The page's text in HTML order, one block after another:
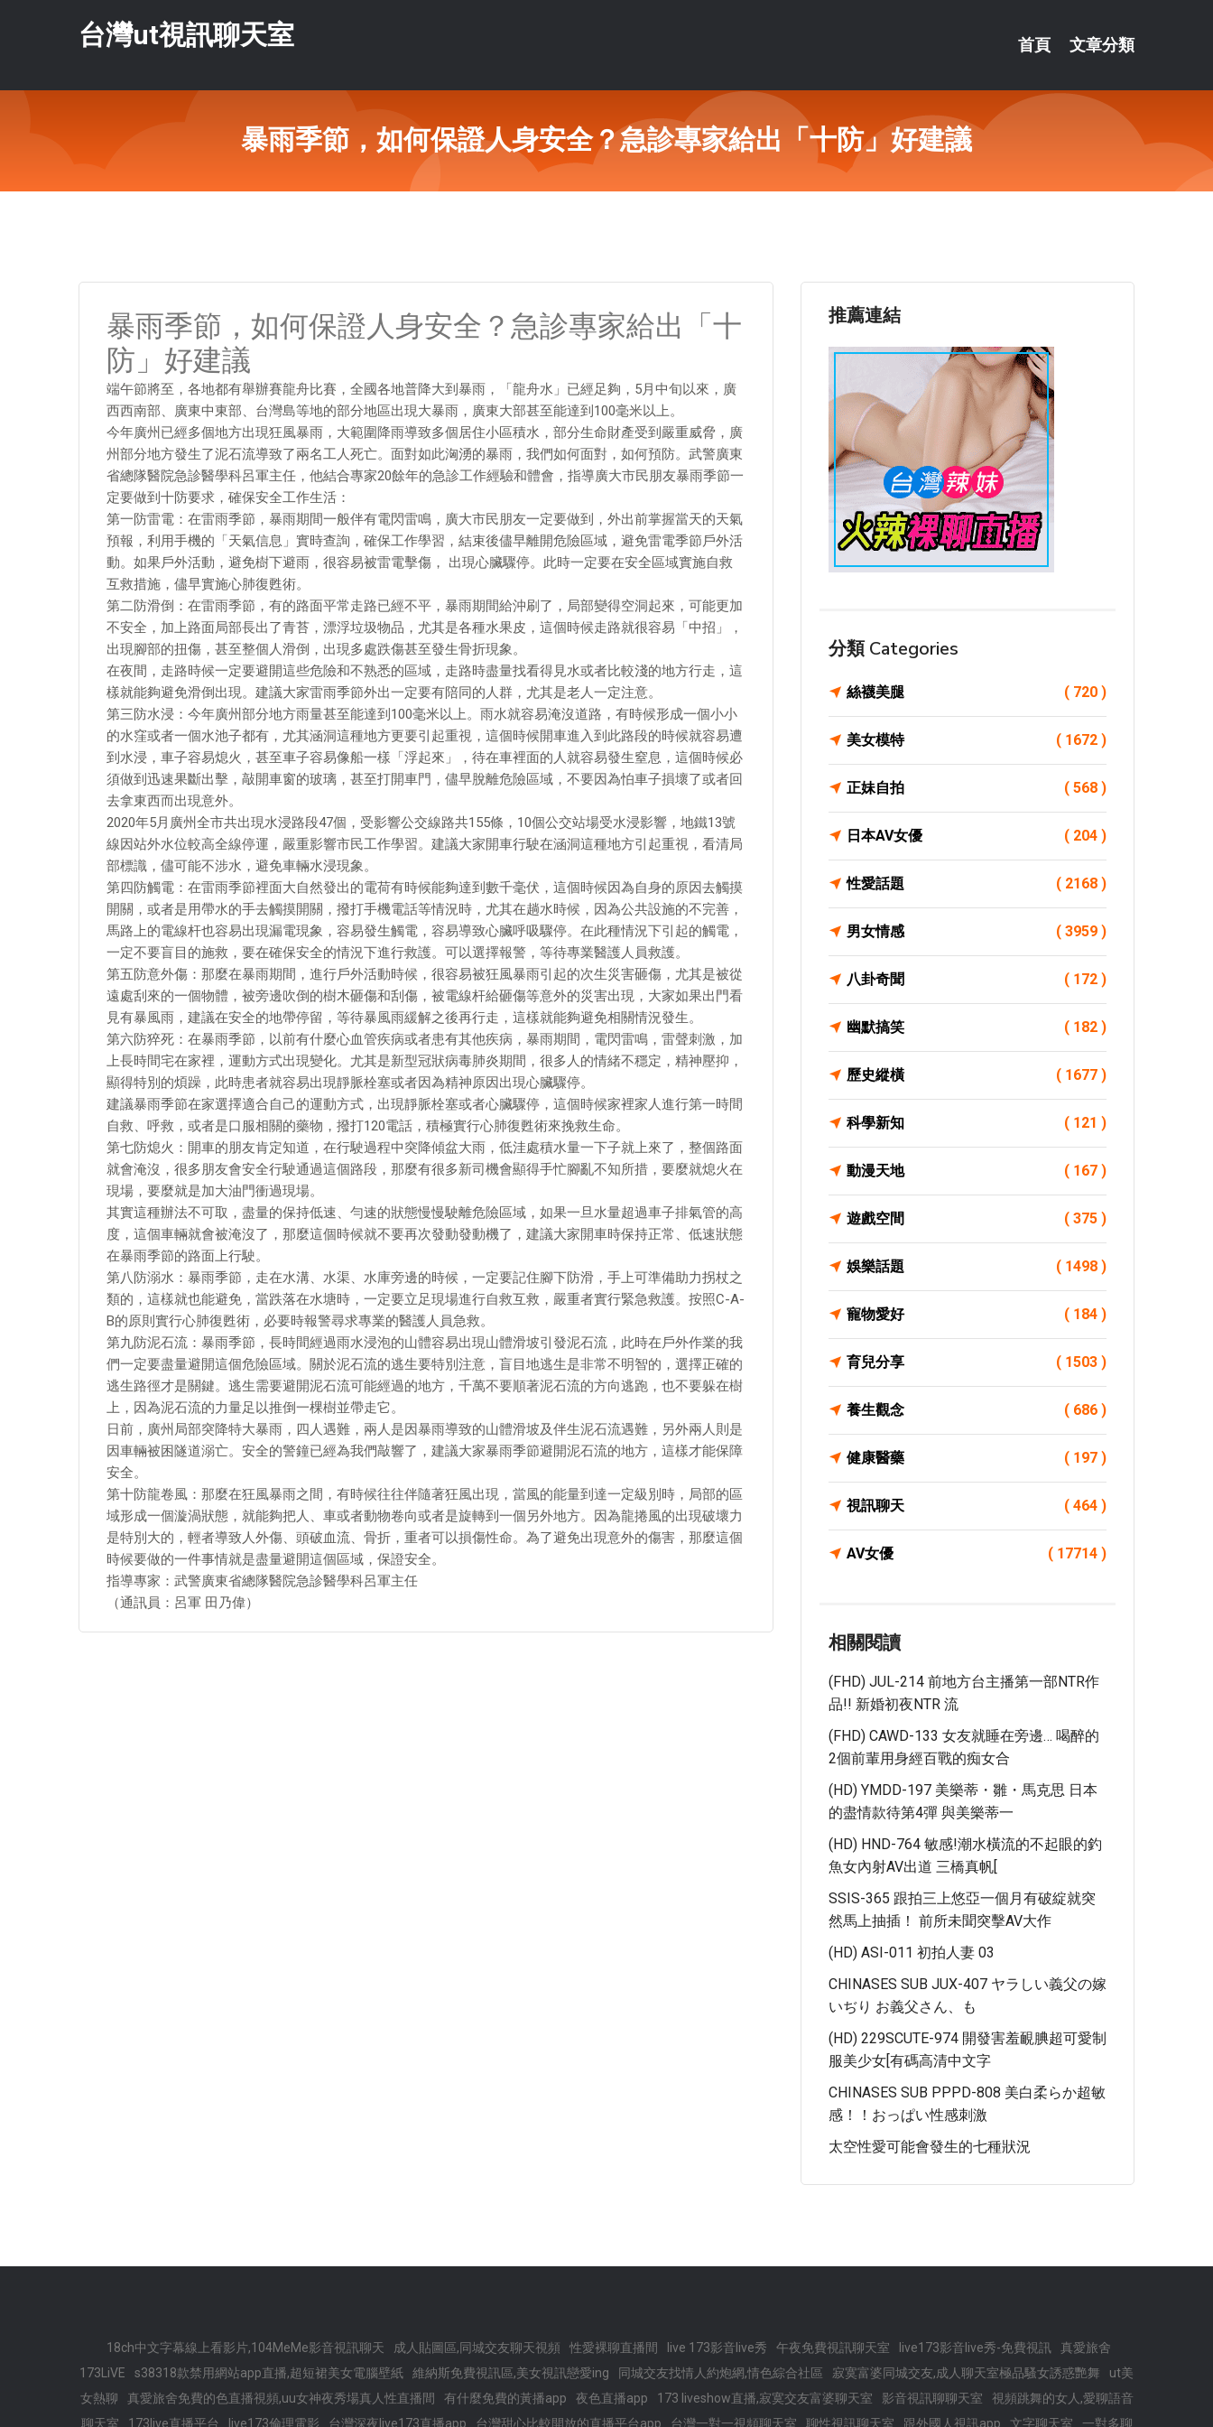
台灣ut視訊聊天室 首頁 文章分類
暴雨季節，如何保證人身安全？急診專家給出「十防」好建議
暴雨季節，如何保證人身安全？急診專家給出「十
防」好建議
端午節將至，各地都有舉辦賽龍舟比賽，全國各地普降大到暴雨，「龍舟水」已經足夠，5月中旬以來，廣
西西南部、廣東中東部、台灣島等地的部分地區出現大暴雨，廣東大部甚至能達到100毫米以上。
今年廣州已經多個地方出現狂風暴雨，大範圍降雨導致多個居住小區積水，部分生命財產受到嚴重威脅，廣
州部分地方發生了泥石流導致了兩名工人死亡。面對如此洶湧的暴雨，我們如何面對，如何預防。武警廣東
省總隊醫院急診醫學科呂軍主任，他結合專家20餘年的急診工作經驗和體會，指導廣大市民朋友暴雨季節一
定要做到十防要求，確保安全工作生活：
第一防雷電：在雷雨季節，暴雨期間一般伴有電閃雷鳴，廣大市民朋友一定要做到，外出前掌握當天的天氣
預報，利用手機的「天氣信息」實時查詢，確保工作學習，結束後儘早離開危險區域，避免雷電季節戶外活
動。如果戶外活動，避免樹下避雨，很容易被雷電擊傷， 出現心臟驟停。此時一定要在安全區域實施自救
互救措施，儘早實施心肺復甦術。
第二防滑倒：在雷雨季節，有的路面平常走路已經不平，暴雨期間給沖刷了，局部變得空洞起來，可能更加
不安全，加上路面局部長出了青苔，漂浮垃圾物品，尤其是各種水果皮，這個時候走路就很容易「中招」，
出現腳部的扭傷，甚至整個人滑倒，出現多處跌傷甚至發生骨折現象。
在夜間，走路時候一定要避開這些危險和不熟悉的區域，走路時盡量找看得見水或者比較淺的地方行走，這
樣就能夠避免滑倒出現。建議大家雷雨季節外出一定要有陪同的人群，尤其是老人一定注意。
第三防水浸：今年廣州部分地方雨量甚至能達到100毫米以上。雨水就容易淹沒道路，有時候形成一個小小
的水窪或者一個水池子都有，尤其涵洞這種地方更要引起重視，這個時候開車進入到此路段的時候就容易遭
到水浸，車子容易熄火，甚至車子容易像船一樣「浮起來」，待在車裡面的人就容易發生窒息，這個時候必
須做到迅速果斷出擊，敲開車窗的玻璃，甚至打開車門，儘早脫離危險區域，不要因為怕車子損壞了或者回
去拿東西而出現意外。
2020年5月廣州全市共出現水浸路段47個，受影響公交線路共155條，10個公交站場受水浸影響，地鐵13號
線因站外水位較高全線停運，嚴重影響市民工作學習。建議大家開車行駛在涵洞這種地方引起重視，看清局
部標識，儘可能不涉水，避免車輛水浸現象。
第四防觸電：在雷雨季節裡面大自然發出的電荷有時候能夠達到數千毫伏，這個時候因為自身的原因去觸摸
開關，或者是用帶水的手去觸摸開關，撥打手機電話等情況時，尤其在趟水時候，因為公共設施的不完善，
馬路上的電線杆也容易出現漏電現象，容易發生觸電，容易導致心臟呼吸驟停。在此種情況下引起的觸電，
一定不要盲目的施救，要在確保安全的情況下進行救護。可以選擇報警，等待專業醫護人員救護。
第五防意外傷：那麼在暴雨期間，進行戶外活動時候，很容易被狂風暴雨引起的次生災害砸傷，尤其是被從
遠處刮來的一個物體，被旁邊吹倒的樹木砸傷和刮傷，被電線杆給砸傷等意外的災害出現，大家如果出門看
見有暴風雨，建議在安全的地帶停留，等待暴風雨緩解之後再行走，這樣就能夠避免相關情況發生。
第六防猝死：在暴雨季節，以前有什麼心血管疾病或者患有其他疾病，暴雨期間，電閃雷鳴，雷聲刺激，加
上長時間宅在家裡，運動方式出現變化。尤其是新型冠狀病毒肺炎期間，很多人的情緒不穩定，精神壓抑，
顯得特別的煩躁，此時患者就容易出現靜脈栓塞或者因為精神原因出現心臟驟停。
建議暴雨季節在家選擇適合自己的運動方式，出現靜脈栓塞或者心臟驟停，這個時候家裡家人進行第一時間
自救、呼救，或者是口服相關的藥物，撥打120電話，積極實行心肺復甦術來挽救生命。
第七防熄火：開車的朋友肯定知道，在行駛過程中突降傾盆大雨，低洼處積水量一下子就上來了，整個路面
就會淹沒，很多朋友會安全行駛通過這個路段，那麼有很多新司機會顯得手忙腳亂不知所措，要麼就熄火在
現場，要麼就是加大油門衝過現場。
其實這種辦法不可取，盡量的保持低速、勻速的狀態慢慢駛離危險區域，如果一旦水量超過車子排氣管的高
度，這個車輛就會被淹沒了，那麼這個時候就不要再次發動發動機了，建議大家開車時保持正常、低速狀態
在暴雨季節的路面上行駛。
第八防溺水：暴雨季節，走在水溝、水渠、水庫旁邊的時候，一定要記住腳下防滑，手上可準備助力拐杖之
類的，這樣就也能避免，當跌落在水塘時，一定要立足現場進行自救互救，嚴重者實行緊急救護。按照C-A-
B的原則實行心肺復甦術，必要時報警尋求專業的醫護人員急救。
第九防泥石流：暴雨季節，長時間經過雨水浸泡的山體容易出現山體滑坡引發泥石流，此時在戶外作業的我
們一定要盡量避開這個危險區域。關於泥石流的逃生要特別注意，盲目地逃生是非常不明智的，選擇正確的
逃生路徑才是關鍵。逃生需要避開泥石流可能經過的地方，千萬不要順著泥石流的方向逃跑，也不要躲在樹
上，因為泥石流的力量足以推倒一棵樹並帶走它。
日前，廣州局部突降特大暴雨，四人遇難，兩人是因暴雨導致的山體滑坡及伴生泥石流遇難，另外兩人則是
因車輛被困隧道溺亡。安全的警鐘已經為我們敲響了，建議大家暴雨季節避開泥石流的地方，這樣才能保障
安全。
第十防龍卷風：那麼在狂風暴雨之間，有時候往往伴隨著狂風出現，當風的能量到達一定級別時，局部的區
域形成一個漩渦狀態，就能夠把人、車或者動物卷向或者是旋轉到一個另外地方。因為龍捲風的出現破壞力
是特別大的，輕者導致人外傷、頭破血流、骨折，重者可以損傷性命。為了避免出現意外的傷害，那麼這個
時候要做的一件事情就是盡量避開這個區域，保證安全。
指導專家：武警廣東省總隊醫院急診醫學科呂軍主任
（通訊員：呂軍 田乃偉）
推薦連結
分類 Categories
絲襪美腿 ( 720 )
美女模特 ( 1672 )
正妹自拍 ( 568 )
日本AV女優 ( 204 )
性愛話題 ( 2168 )
男女情感 ( 3959 )
八卦奇聞 ( 172 )
幽默搞笑 ( 182 )
歷史縱橫 ( 1677 )
科學新知 ( 121 )
動漫天地 ( 167 )
遊戲空間 ( 375 )
娛樂話題 ( 1498 )
寵物愛好 ( 184 )
育兒分享 ( 1503 )
養生觀念 ( 686 )
健康醫藥 ( 197 )
視訊聊天 ( 464 )
AV女優 ( 17714 )
相關閱讀
(FHD) JUL-214 前地方台主播第一部NTR作
品!! 新婚初夜NTR 流
(FHD) CAWD-133 女友就睡在旁邊… 喝醉的
2個前輩用身經百戰的痴女合
(HD) YMDD-197 美樂蒂・雛・馬克思 日本
的盡情款待第4彈 與美樂蒂一
(HD) HND-764 敏感!潮水橫流的不起眼的釣
魚女內射AV出道 三橋真帆[
SSIS-365 跟拍三上悠亞一個月有破綻就突
然馬上抽插！ 前所未聞突擊AV大作
(HD) ASI-011 初拍人妻 03
CHINASES SUB JUX-407 ヤラしい義父の嫁
いぢり お義父さん、も
(HD) 229SCUTE-974 開發害羞靦腆超可愛制
服美少女[有碼高清中文字
CHINASES SUB PPPD-808 美白柔らか超敏
感！！おっぱい性感刺激
太空性愛可能會發生的七種狀況
18ch中文字幕線上看影片,104MeMe影音視訊聊天 成人貼圖區,同城交友聊天視頻 性愛裸聊直播間 live 173影音live秀 午夜免費視訊聊天室 live173影音live秀-免費視訊
真愛旅舍
173LiVE
s38318款禁用網站app直播,超短裙美女電腦壁紙 維納斯免費視訊區,美女視訊戀愛ing 同城交友找情人約炮網,情色綜合社區 寂寞富婆同城交友,成人聊天室極品騷女誘惑艷舞
ut美
女熱聊
真愛旅舍免費的色直播視頻,uu女神夜秀場真人性直播間 有什麼免費的黃播app 夜色直播app 173 liveshow直播,寂寞交友富婆聊天室 影音視訊聊聊天室
視頻跳舞的女人,愛聊語音
聊天室
173live直播平台 live173倫理電影 台灣深夜live173直播app 台灣甜心比較開放的直播平台app 台灣一對一視頻聊天室 聊性視訊聊天室 跟外國人視訊app 文字聊天室 一對多聊